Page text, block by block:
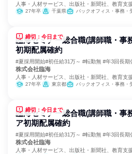
人事・人材サービス、出版社・新聞社、教育支
27年卒 千葉県 バックオフィス・事務・
締切：今日まで
臨海セミナー総合職(講師職・事
初期配属確約
#夏採用開始#初任給31万～ #転勤無 #年3回長期
株式会社臨海
人事・人材サービス、出版社・新聞社、教育支
27年卒 東京都 バックオフィス・事務・
締切：今日まで
臨海セミナー総合職(講師職・事
ア初期配属確約
#夏採用開始#初任給31万～ #転勤無 #年3回長期
株式会社臨海
人事・人材サービス、出版社・新聞社、教育支